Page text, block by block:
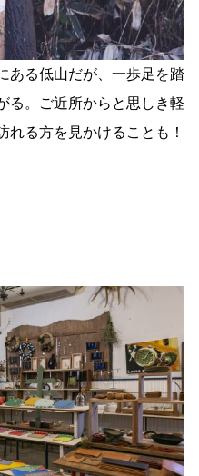
ある低山だが、一歩足を踏
る。ご近所からと思しき軽
る方を見かけることも！